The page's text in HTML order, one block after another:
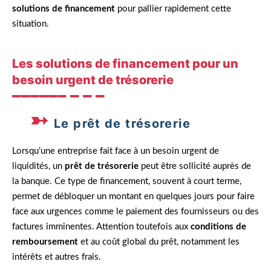
solutions de financement pour pallier rapidement cette
situation.
Les solutions de financement pour un
besoin urgent de trésorerie
Le prêt de trésorerie
Lorsqu’une entreprise fait face à un besoin urgent de
liquidités, un prêt de trésorerie peut être sollicité auprès de
la banque. Ce type de financement, souvent à court terme,
permet de débloquer un montant en quelques jours pour faire
face aux urgences comme le paiement des fournisseurs ou des
factures imminentes. Attention toutefois aux conditions de
remboursement et au coût global du prêt, notamment les
intérêts et autres frais.